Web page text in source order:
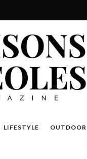
LIFESTYLE OUTDOOR